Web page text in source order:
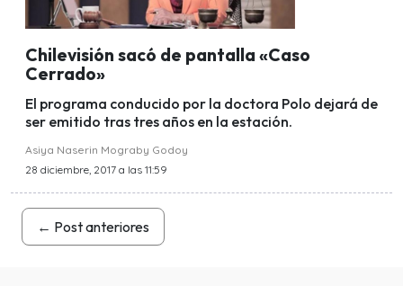
Chilevisión sacó de pantalla «Caso
Cerrado»
El programa conducido por la doctora Polo dejará de
ser emitido tras tres años en la estación.
Asiya Naserin Mograby Godoy
28 diciembre, 2017 a las 11:59
← Post anteriores